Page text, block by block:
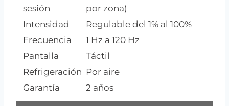
sesión
por zona)
Intensidad
Regulable del 1% al 100%
Frecuencia
1 Hz a 120 Hz
Pantalla
Táctil
Refrigeración Por aire
Garantía
2 años